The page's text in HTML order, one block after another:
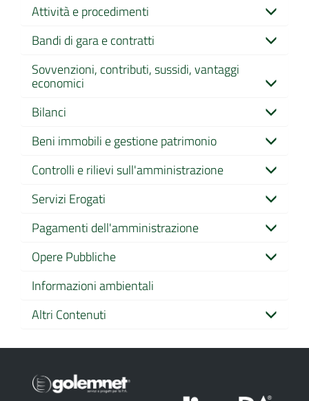
Attività e procedimenti
Bandi di gara e contratti
Sovvenzioni, contributi, sussidi, vantaggi
economici
Bilanci
Beni immobili e gestione patrimonio
Controlli e rilievi sull'amministrazione
Servizi Erogati
Pagamenti dell'amministrazione
Opere Pubbliche
Informazioni ambientali
Altri Contenuti